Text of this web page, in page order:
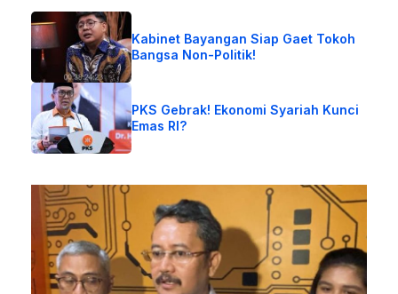
Kabinet Bayangan Siap Gaet Tokoh
Bangsa Non-Politik!
PKS Gebrak! Ekonomi Syariah Kunci
Emas RI?